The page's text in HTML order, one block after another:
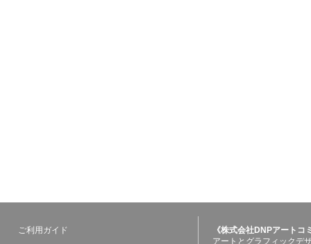
ご利用ガイド
《株式会社DNPアート
アートとグラフィックデ